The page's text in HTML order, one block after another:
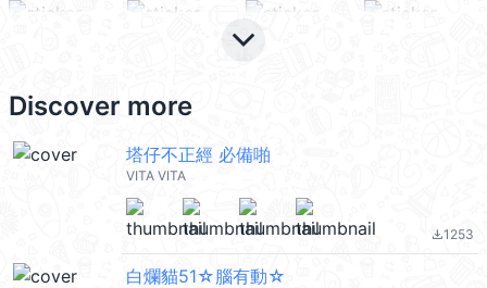
keyboard_arrow_down
Discover more
塔仔不正經 必備啪
VITA VITA
file_download1253
白爛貓51☆腦有動☆